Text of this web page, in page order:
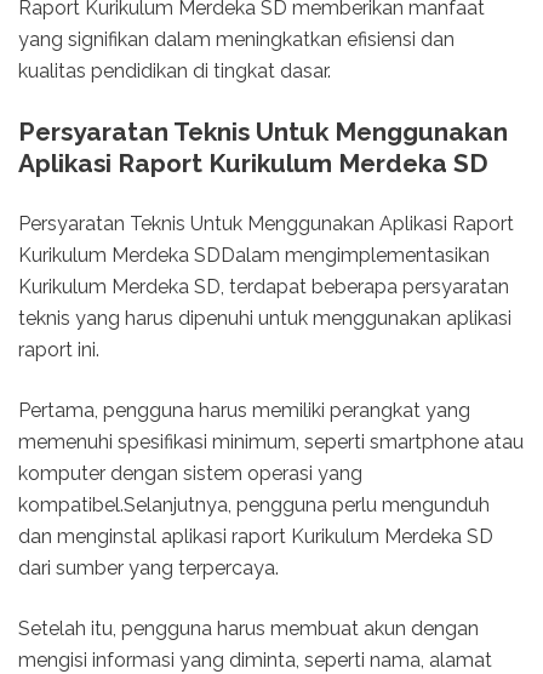
Raport Kurikulum Merdeka SD memberikan manfaat
yang signifikan dalam meningkatkan efisiensi dan
kualitas pendidikan di tingkat dasar.
Persyaratan Teknis Untuk Menggunakan
Aplikasi Raport Kurikulum Merdeka SD
Persyaratan Teknis Untuk Menggunakan Aplikasi Raport
Kurikulum Merdeka SDDalam mengimplementasikan
Kurikulum Merdeka SD, terdapat beberapa persyaratan
teknis yang harus dipenuhi untuk menggunakan aplikasi
raport ini.
Pertama, pengguna harus memiliki perangkat yang
memenuhi spesifikasi minimum, seperti smartphone atau
komputer dengan sistem operasi yang
kompatibel.Selanjutnya, pengguna perlu mengunduh
dan menginstal aplikasi raport Kurikulum Merdeka SD
dari sumber yang terpercaya.
Setelah itu, pengguna harus membuat akun dengan
mengisi informasi yang diminta, seperti nama, alamat